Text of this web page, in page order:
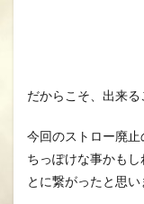
だからこそ、出来る
今回のストロー廃
ちっぽけな事かも
とに繋がったと思い